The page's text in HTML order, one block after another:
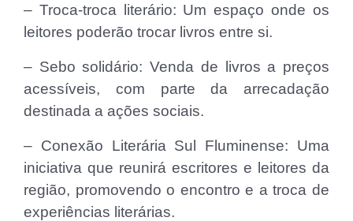
– Troca-troca literário: Um espaço onde os
leitores poderão trocar livros entre si.
– Sebo solidário: Venda de livros a preços
acessíveis, com parte da arrecadação
destinada a ações sociais.
– Conexão Literária Sul Fluminense: Uma
iniciativa que reunirá escritores e leitores da
região, promovendo o encontro e a troca de
experiências literárias.